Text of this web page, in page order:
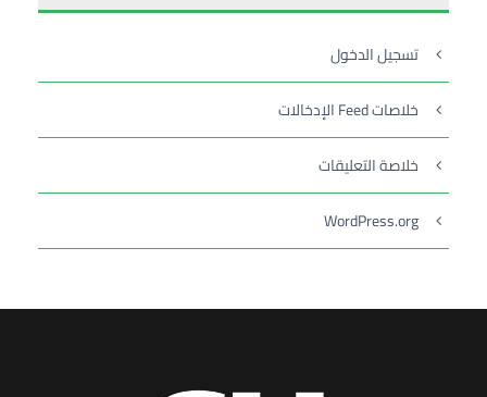
تسجيل الدخول
خلاصات Feed الإدخالات
خلاصة التعليقات
WordPress.org